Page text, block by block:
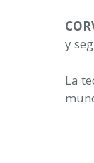
y
La